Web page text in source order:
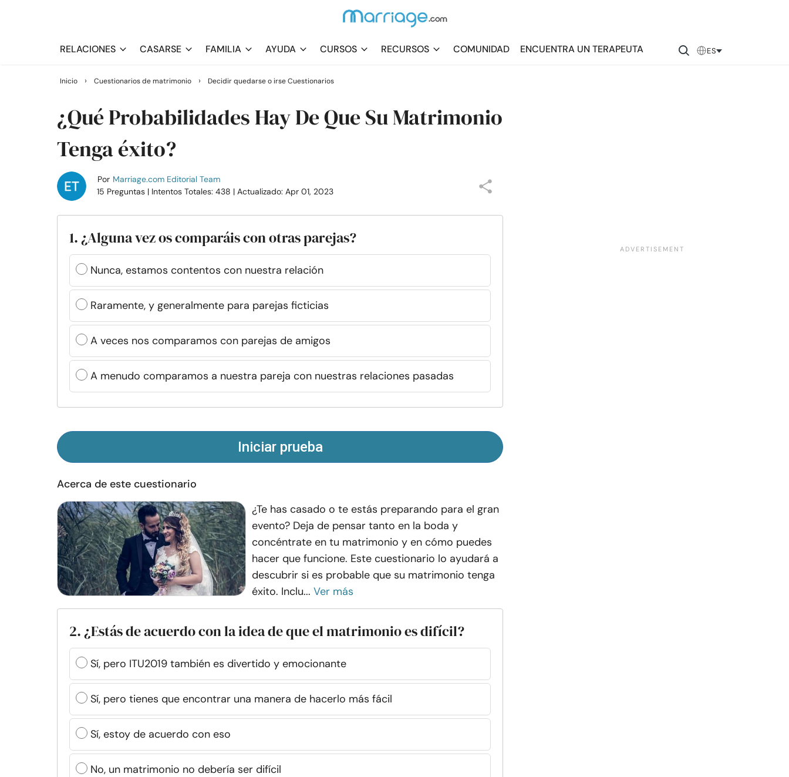
RELACIONES CASARSE FAMILIA AYUDA CURSOS RECURSOS COMUNIDAD ENCUENTRA UN TERAPEUTA ES
Inicio › Cuestionarios de matrimonio › Decidir quedarse o irse Cuestionarios
¿Qué Probabilidades Hay De Que Su Matrimonio
Tenga éxito?
Por Marriage.com Editorial Team
15 Preguntas | Intentos Totales: 438 | Actualizado: Apr 01, 2023
1. ¿Alguna vez os comparáis con otras parejas?
Nunca, estamos contentos con nuestra relación
Raramente, y generalmente para parejas ficticias
A veces nos comparamos con parejas de amigos
A menudo comparamos a nuestra pareja con nuestras relaciones pasadas
Iniciar prueba
Acerca de este cuestionario
¿Te has casado o te estás preparando para el gran
evento? Deja de pensar tanto en la boda y
concéntrate en tu matrimonio y en cómo puedes
hacer que funcione. Este cuestionario lo ayudará a
descubrir si es probable que su matrimonio tenga
éxito. Inclu... Ver más
2. ¿Estás de acuerdo con la idea de que el matrimonio es difícil?
Sí, pero ITU2019 también es divertido y emocionante
Sí, pero tienes que encontrar una manera de hacerlo más fácil
Sí, estoy de acuerdo con eso
No, un matrimonio no debería ser difícil